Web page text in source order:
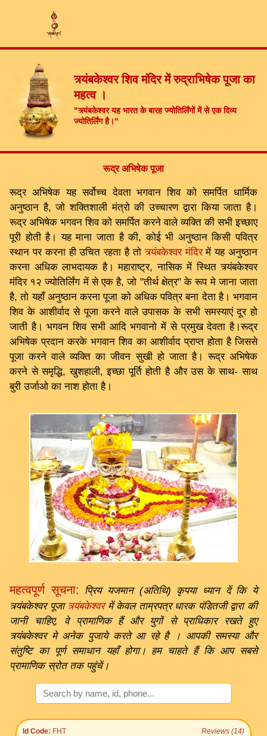
त्र्यंबकेश्वर शिव मंदिर में रुद्राभिषेक पूजा का
महत्व ।
"त्र्यंबकेश्वर यह भारत के बारह ज्योतिर्लिंगों में से एक दिव्य
ज्योतिर्लिंग है।"
रूद्र अभिषेक पूजा
रूद्र अभिषेक यह सर्वोच्च देवता भगवान शिव को समर्पित धार्मिक
अनुष्ठान है, जो शक्तिशाली मंत्रो की उच्चारण द्वारा किया जाता है।
रूद्र अभिषेक भगवन शिव को समर्पित करने वाले व्यक्ति की सभी इच्छाए
पूरी होती है। यह माना जाता है की, कोई भी अनुष्ठान किसी पवित्र
स्थान पर करना ही उचित रहता है तोत्र्यंबकेश्वर मंदिरमें यह अनुष्ठान
करना अधिक लाभदायक है। महाराष्ट्र, नासिक में स्थित त्र्यंबकेश्वर
मंदिर १२ ज्योतिर्लिंग में से एक है, जो "तीर्थ क्षेत्र" के रूप मे जाना जाता
है, तो यहाँ अनुष्ठान करना पूजा को अधिक पवित्र बना देता है। भगवान
शिव के आशीर्वाद से पूजा करने वाले उपासक के सभी समस्याएं दूर हो
जाती है। भगवन शिव सभी आदि भगवानो में से प्रमुख देवता है।रूद्र
अभिषेक प्रदान करके भगवान शिव का आशीर्वाद प्राप्त होता है जिससे
पूजा करने वाले व्यक्ति का जीवन सुखी हो जाता है। रूद्र अभिषेक
करने से समृद्धि, खुशहाली, इच्छा पूर्ति होती है और उस के साथ- साथ
बुरी उर्जाओ का नाश होता है।
महत्वपूर्ण सूचना:
प्रिय यजमान (अतिथि) कृपया ध्यान दें कि ये
त्र्यंबकेश्वर पूजा त्र्यंबकेश्वर में केवल ताम्रपत्र धारक पंडितजी द्वारा की
जानी चाहिए, वे प्रामाणिक हैं और युगों से प्राधिकार रखते हुए
त्र्यंबकेश्वर मे अनेक पुजाये करते आ रहे है । आपकी समस्या और
संतुष्टि का पूर्ण समाधान यहाँ होगा। हम चाहते हैं कि आप सबसे
प्रामाणिक स्रोत तक पहुंचें।
Id Code: FHT Reviews (14)